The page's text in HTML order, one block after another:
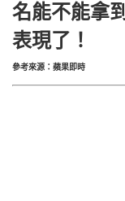
名能不能拿
表現了！
參考來源：蘋果即時